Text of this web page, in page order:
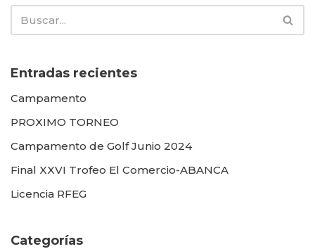
Entradas recientes
Campamento
PROXIMO TORNEO
Campamento de Golf Junio 2024
Final XXVI Trofeo El Comercio-ABANCA
Licencia RFEG
Categorías